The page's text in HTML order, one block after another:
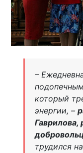
–
который
энергии, –
трудился